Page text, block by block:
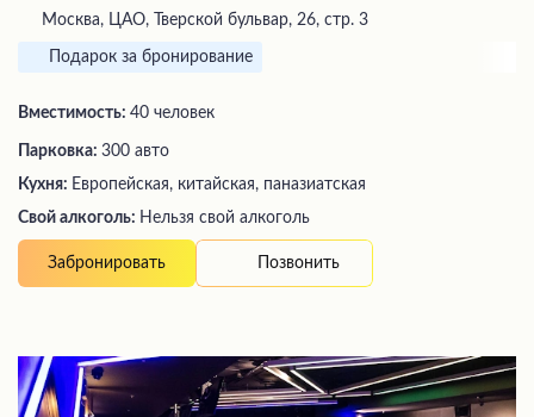
Москва, ЦАО, Тверской бульвар, 26, стр. 3
Подарок за бронирование
Вместимость: 40 человек
Парковка: 300 авто
Кухня: Европейская, китайская, паназиатская
Свой алкоголь: Нельзя свой алкоголь
Забронировать Позвонить